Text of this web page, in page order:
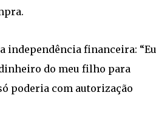
independência financeira: “Eu
dinheiro do meu filho para
poderia com autorização